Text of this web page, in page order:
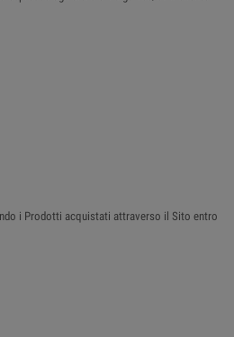
i Prodotti acquistati attraverso il Sito entro